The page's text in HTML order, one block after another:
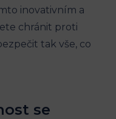
inovativním a
chránit proti
tak vše, co
se